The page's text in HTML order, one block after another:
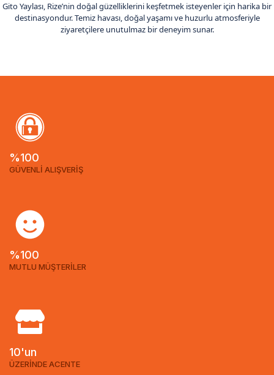
Gito Yaylası, Rize’nin doğal güzelliklerini keşfetmek isteyenler için harika bir
destinasyondur. Temiz havası, doğal yaşamı ve huzurlu atmosferiyle
ziyaretçilere unutulmaz bir deneyim sunar.
%100
GÜVENLİ ALIŞVERİŞ
%100
MUTLU MÜŞTERİLER
10'un
ÜZERİNDE ACENTE